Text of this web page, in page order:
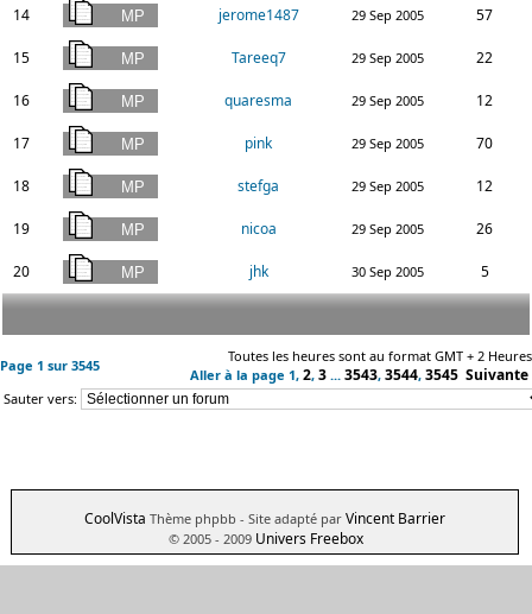
14 jerome1487 29 Sep 2005 57
15 Tareeq7 29 Sep 2005 22
16 quaresma 29 Sep 2005 12
17 pink 29 Sep 2005 70
18 stefga 29 Sep 2005 12
19 nicoa 29 Sep 2005 26
20 jhk 30 Sep 2005 5
Page 1 sur 3545
Toutes les heures sont au format GMT + 2 Heures
Aller à la page 1, 2, 3 ... 3543, 3544, 3545 Suivante
Sauter vers:
CoolVista Thème phpbb - Site adapté par Vincent Barrier
© 2005 - 2009 Univers Freebox